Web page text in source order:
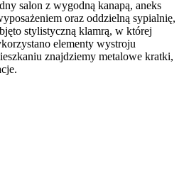
salon z wygodną kanapą, aneks
oraz oddzielną sypialnię,
stylistyczną klamrą, w której
elementy wystroju
znajdziemy metalowe kratki,